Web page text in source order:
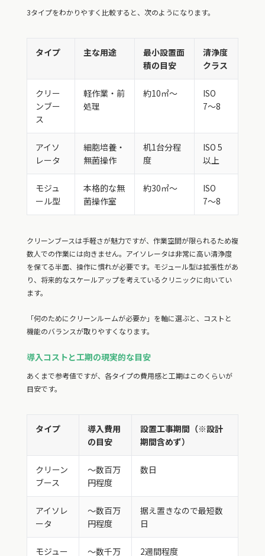
3タイプをわかりやすく比較すると、次のようになります。
タイプ 主な用途
最小設置面
積の目安
清浄度
クラス
クリー
ンブー
ス
軽作業・前
処理
約10㎡〜
ISO
7〜8
アイソ
レータ
細胞培養・
無菌操作
机1台分程
度
ISO 5
以上
モジュ
ール型
本格的な無
菌操作室
約30㎡〜
ISO
7〜8
クリーンブースは手軽さが魅力ですが、作業空間が限られるため複
数人での作業には向きません。アイソレータは非常に高い清浄度
を保てる半面、操作に慣れが必要です。モジュール型は拡張性があ
り、将来的なスケールアップを考えているクリニックに向いてい
ます。
「何のためにクリーンルームが必要か」を軸に選ぶと、コストと
機能のバランスが取りやすくなります。
導入コストと工期の現実的な目安
あくまで参考値ですが、各タイプの費用感と工期はこのくらいが
目安です。
タイプ
導入費用
の目安
設置工事期間（※設計
期間含めず）
クリーン
ブース
～数百万
円程度
数日
アイソレ
ータ
〜数百万
円程度
据え置きなので最短数
日
モジュー
〜数千万
2週間程度